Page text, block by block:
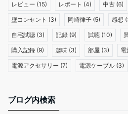
レビュー (15) レポート (4) 中古 (6)
壁コンセント (3) 岡崎律子 (5) 感想
自宅試聴 (3) 記録 (9) 試聴 (10)
購入記録 (9) 趣味 (3) 部屋 (3) 電
電源アクセサリー (7) 電源ケーブル (3)
ブログ内検索